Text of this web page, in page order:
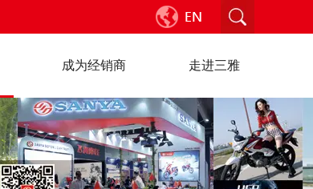
成为经销商 走进三雅